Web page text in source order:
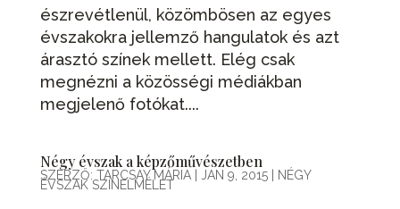
észrevétlenül, közömbösen az egyes
évszakokra jellemző hangulatok és azt
árasztó színek mellett. Elég csak
megnézni a közösségi médiákban
megjelenő fotókat....
Négy évszak a képzőművészetben
SZERZŐ: TARCSAY MÁRIA| JAN 9, 2015| NÉGY
ÉVSZAK SZÍNELMÉLET